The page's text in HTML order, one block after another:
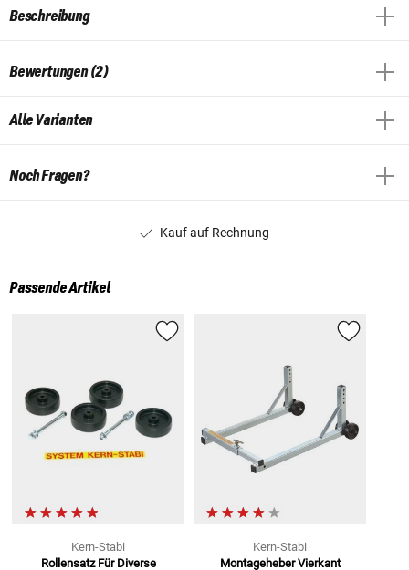
Beschreibung
Bewertungen (2)
Alle Varianten
Noch Fragen?
Kauf auf Rechnung
Passende Artikel
Kern-Stabi
Rollensatz Für Diverse
Kern-Stabi
Montageheber Vierkant